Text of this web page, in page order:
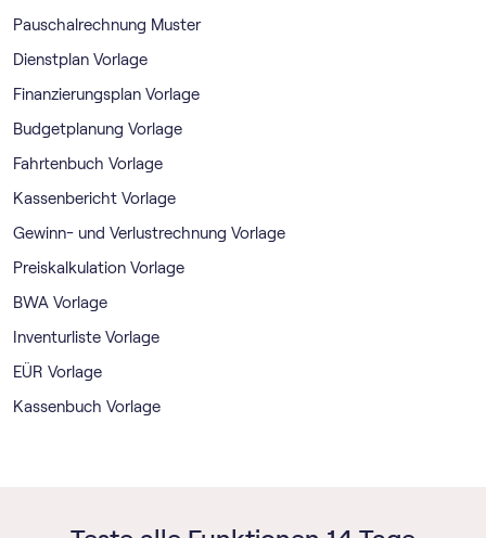
Pauschalrechnung Muster
Dienstplan Vorlage
Finanzierungsplan Vorlage
Budgetplanung Vorlage
Fahrtenbuch Vorlage
Kassenbericht Vorlage
Gewinn- und Verlustrechnung Vorlage
Preiskalkulation Vorlage
BWA Vorlage
Inventurliste Vorlage
EÜR Vorlage
Kassenbuch Vorlage